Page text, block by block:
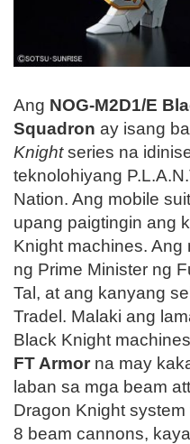
Ang NOG-M2D1/E
Squadron ay isang
Knightseries na
teknolohiyang
Nation. Ang mobile
upang paigtingin ang
Knight machines.
ng Prime Minister ng
Tal, at ang kanyang
Tradel. Malaki ang
Black Knight
FT Armor na may
laban sa mga beam
Dragon Knight
8 beam cannons,